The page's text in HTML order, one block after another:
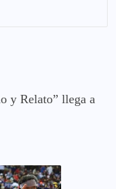
y Relato” llega a